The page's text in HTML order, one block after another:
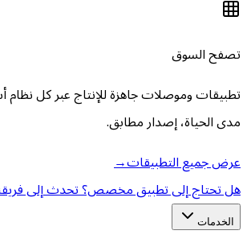
تصفح السوق
تطبيقات وموصلات جاهزة للإنتاج عبر كل
مدى الحياة، إصدار مطابق.
عرض جميع التطبيقات→
هل تحتاج إلى تطبيق مخصص؟ تحدث إلى
الخدمات